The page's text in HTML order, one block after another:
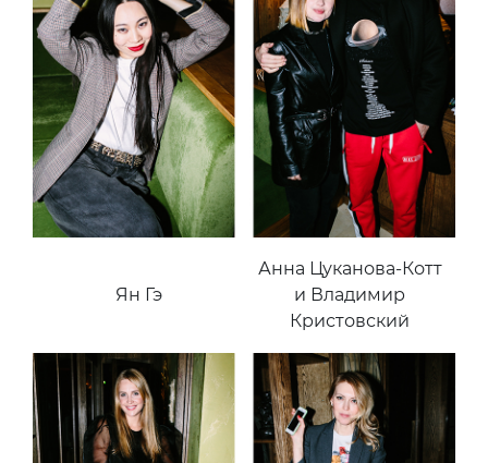
Ян Гэ
Анна Цуканова-Котт
и Владимир
Кристовский